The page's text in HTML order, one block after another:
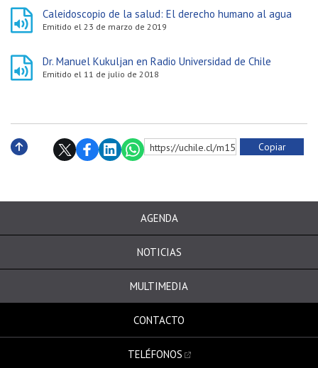
Caleidoscopio de la salud: El derecho humano al agua
Emitido el 23 de marzo de 2019
Dr. Manuel Kukuljan en Radio Universidad de Chile
Emitido el 11 de julio de 2018
https://uchile.cl/m152289 Copiar
AGENDA
NOTICIAS
MULTIMEDIA
CONTACTO
TELÉFONOS